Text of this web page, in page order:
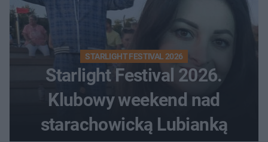
STARLIGHT FESTIVAL 2026
Starlight Festival 2026.
Klubowy weekend nad
starachowicką Lubianką